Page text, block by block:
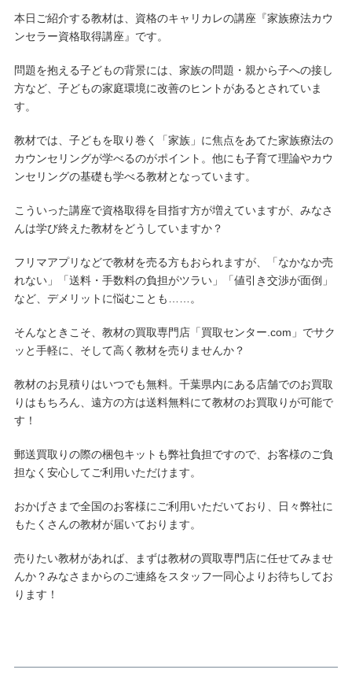
本日ご紹介する教材は、資格のキャリカレの講座『家族療法カウ
ンセラー資格取得講座』です。
問題を抱える子どもの背景には、家族の問題・親から子への接し
方など、子どもの家庭環境に改善のヒントがあるとされていま
す。
教材では、子どもを取り巻く「家族」に焦点をあてた家族療法の
カウンセリングが学べるのがポイント。他にも子育て理論やカウ
ンセリングの基礎も学べる教材となっています。
こういった講座で資格取得を目指す方が増えていますが、みなさ
んは学び終えた教材をどうしていますか？
フリマアプリなどで教材を売る方もおられますが、「なかなか売
れない」「送料・手数料の負担がツラい」「値引き交渉が面倒」
など、デメリットに悩むことも……。
そんなときこそ、教材の買取専門店「買取センター.com」でサク
ッと手軽に、そして高く教材を売りませんか？
教材のお見積りはいつでも無料。千葉県内にある店舗でのお買取
りはもちろん、遠方の方は送料無料にて教材のお買取りが可能で
す！
郵送買取りの際の梱包キットも弊社負担ですので、お客様のご負
担なく安心してご利用いただけます。
おかげさまで全国のお客様にご利用いただいており、日々弊社に
もたくさんの教材が届いております。
売りたい教材があれば、まずは教材の買取専門店に任せてみませ
んか？みなさまからのご連絡をスタッフ一同心よりお待ちしてお
ります！